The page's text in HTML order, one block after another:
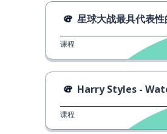
星球大战最具代表性
课程
Harry Styles -
课程